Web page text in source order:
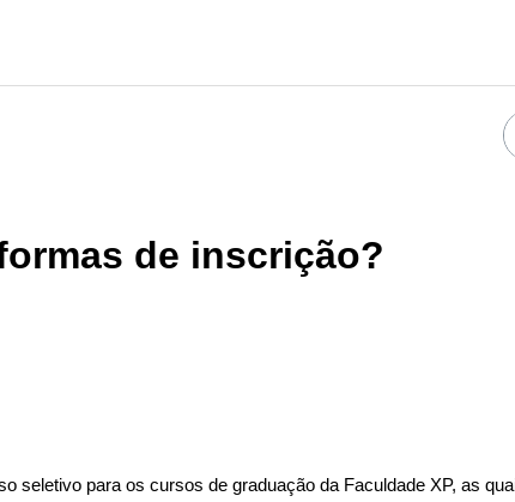
de inscrição?
seletivo para os cursos de graduação da Faculdade XP, as